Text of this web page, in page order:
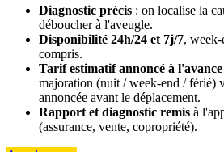
Diagnostic précis : on localise la
déboucher à l'aveugle.
Disponibilité 24h/24 et 7j/7, week-
compris.
Tarif estimatif annoncé à l'avance
majoration (nuit / week-end / férié)
annoncée avant le déplacement.
Rapport et diagnostic remis à
(assurance, vente, copropriété).